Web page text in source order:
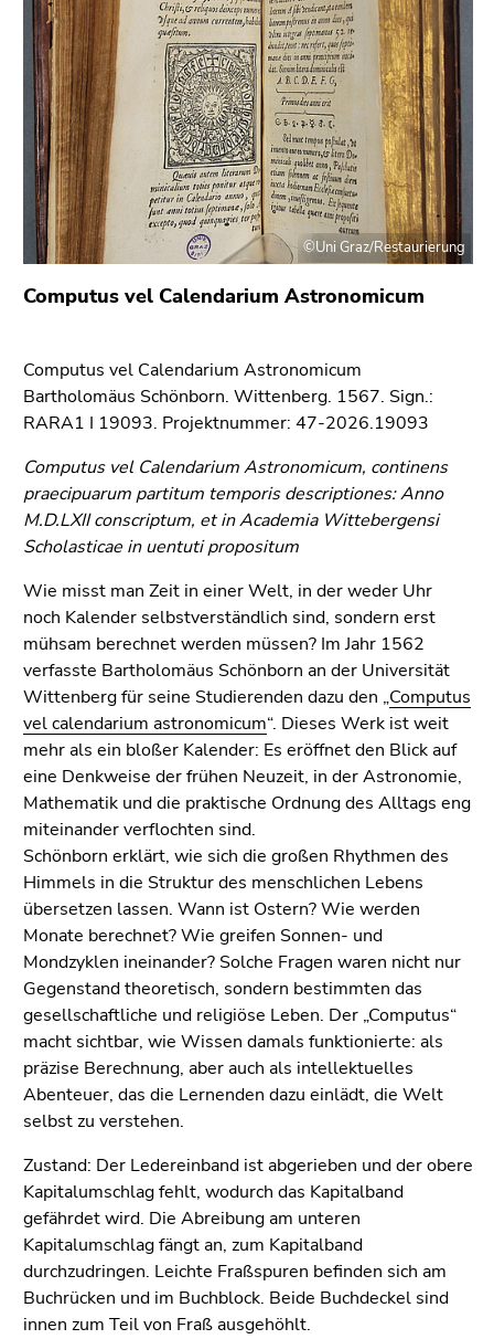
Go
to
contents
(Accesskey
1)
Go
to
position
marker
(Accesskey
to
main
navigation
3)
Go
to
additional
information
(Accesskey
5)
Go
to
page
settings
(user/language)
(Accesskey
8)
Go
to
search
(Accesskey
9)
page
sections
©Uni Graz/Restaurierung
Computus vel Calendarium Astronomicum
Computus vel Calendarium Astronomicum
Bartholomäus Schönborn. Wittenberg. 1567. Sign.:
RARA1 I 19093. Projektnummer: 47-2026.19093
Computus vel Calendarium Astronomicum, continens
praecipuarum partitum temporis descriptiones: Anno
M.D.LXII conscriptum, et in Academia Wittebergensi
Scholasticae in uentuti propositum
Wie misst man Zeit in einer Welt, in der weder Uhr
noch Kalender selbstverständlich sind, sondern erst
mühsam berechnet werden müssen? Im Jahr 1562
verfasste Bartholomäus Schönborn an der Universität
Wittenberg für seine Studierenden dazu den „Computus
vel calendarium astronomicum“. Dieses Werk ist weit
mehr als ein bloßer Kalender: Es eröffnet den Blick auf
eine Denkweise der frühen Neuzeit, in der Astronomie,
Mathematik und die praktische Ordnung des Alltags eng
miteinander verflochten sind.
Schönborn erklärt, wie sich die großen Rhythmen des
Himmels in die Struktur des menschlichen Lebens
übersetzen lassen. Wann ist Ostern? Wie werden
Monate berechnet? Wie greifen Sonnen- und
Mondzyklen ineinander? Solche Fragen waren nicht nur
Gegenstand theoretisch, sondern bestimmten das
gesellschaftliche und religiöse Leben. Der „Computus“
macht sichtbar, wie Wissen damals funktionierte: als
präzise Berechnung, aber auch als intellektuelles
Abenteuer, das die Lernenden dazu einlädt, die Welt
selbst zu verstehen.
Zustand: Der Ledereinband ist abgerieben und der obere
Kapitalumschlag fehlt, wodurch das Kapitalband
gefährdet wird. Die Abreibung am unteren
Kapitalumschlag fängt an, zum Kapitalband
durchzudringen. Leichte Fraßspuren befinden sich am
Buchrücken und im Buchblock. Beide Buchdeckel sind
innen zum Teil von Fraß ausgehöhlt.